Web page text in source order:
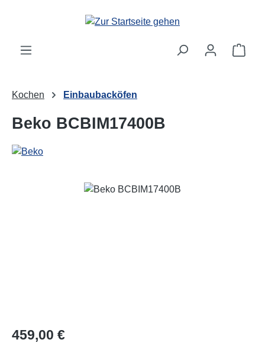
Zum Hauptinhalt springen
Kochen Einbaubacköfen
Beko BCBIM17400B
Bildergalerie überspringen
Regulärer Preis:
459,00 €